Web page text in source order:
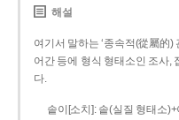
해설
여기서 말하는 ‘종속적(從屬的)
어간 등에 형식 형태소인 조사,
다.
솥이[소치]: 솥(실질 형태소